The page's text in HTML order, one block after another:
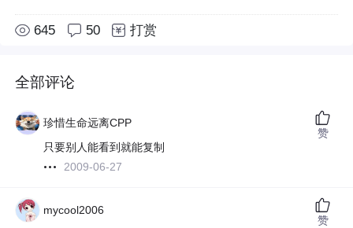
645 50 打赏
全部评论
珍惜生命远离CPP
只要别人能看到就能复制
2009-06-27
赞
mycool2006
赞